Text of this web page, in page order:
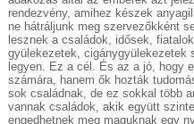
rendezvény, amihez készek
ne hátráljunk meg szervezőkként
lesznek a családok, idősek,
gyülekezetek, cigánygyülekezetek
legyen. Ez a cél. És az a jó, hogy
számára, hanem ők hozták
sok családnak, de ez sokkal több
vannak családok, akik együtt
engedhetnek meg maguknak egy